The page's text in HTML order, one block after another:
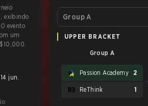
exibindo
evento
um
jun.
Group A
UPPER BRACKET
Group A
Passion Academy 2
ReThink 1